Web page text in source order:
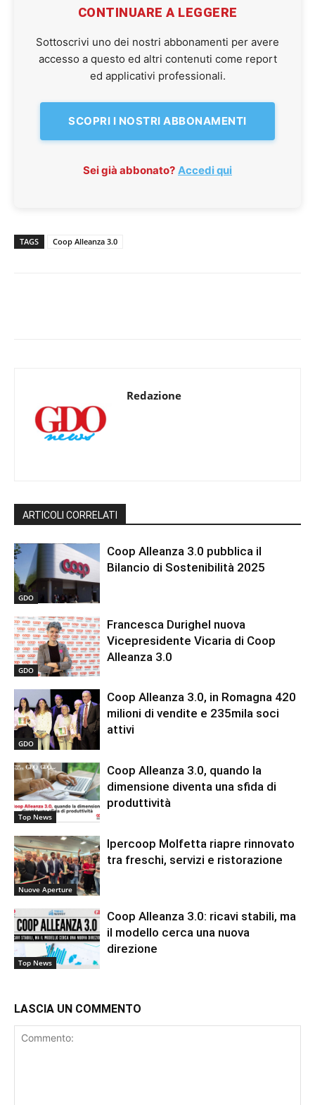
CONTINUARE A LEGGERE
Sottoscrivi uno dei nostri abbonamenti per avere
accesso a questo ed altri contenuti come report
ed applicativi professionali.
SCOPRI I NOSTRI ABBONAMENTI
Sei già abbonato? Accedi qui
TAGS Coop Alleanza 3.0
Redazione
ARTICOLI CORRELATI
GDO
Coop Alleanza 3.0 pubblica il
Bilancio di Sostenibilità 2025
GDO
Francesca Durighel nuova
Vicepresidente Vicaria di Coop
Alleanza 3.0
GDO
Coop Alleanza 3.0, in Romagna 420
milioni di vendite e 235mila soci
attivi
Top News
Coop Alleanza 3.0, quando la
dimensione diventa una sfida di
produttività
Nuove Aperture
Ipercoop Molfetta riapre rinnovato
tra freschi, servizi e ristorazione
Top News
Coop Alleanza 3.0: ricavi stabili, ma
il modello cerca una nuova
direzione
LASCIA UN COMMENTO